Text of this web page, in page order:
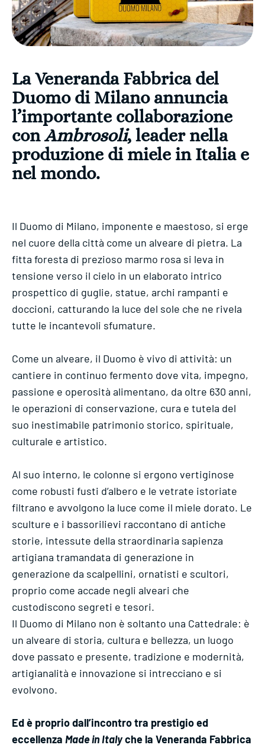
La Veneranda Fabbrica del
Duomo di Milano annuncia
l’importante collaborazione
conAmbrosoli, leader nella
produzione di miele in Italia e
nel mondo.
Il Duomo di Milano, imponente e maestoso, si erge
nel cuore della città come un alveare di pietra. La
fitta foresta di prezioso marmo rosa si leva in
tensione verso il cielo in un elaborato intrico
prospettico di guglie, statue, archi rampanti e
doccioni, catturando la luce del sole che ne rivela
tutte le incantevoli sfumature.
Come un alveare, il Duomo è vivo di attività: un
cantiere in continuo fermento dove vita, impegno,
passione e operosità alimentano, da oltre 630 anni,
le operazioni di conservazione, cura e tutela del
suo inestimabile patrimonio storico, spirituale,
culturale e artistico.
Al suo interno, le colonne si ergono vertiginose
come robusti fusti d’albero e le vetrate istoriate
filtrano e avvolgono la luce come il miele dorato. Le
sculture e i bassorilievi raccontano di antiche
storie, intessute della straordinaria sapienza
artigiana tramandata di generazione in
generazione da scalpellini, ornatisti e scultori,
proprio come accade negli alveari che
custodiscono segreti e tesori.
Il Duomo di Milano non è soltanto una Cattedrale: è
un alveare di storia, cultura e bellezza, un luogo
dove passato e presente, tradizione e modernità,
artigianalità e innovazione si intrecciano e si
evolvono.
Ed è proprio dall’incontro tra prestigio ed
eccellenza Made in Italyche la Veneranda Fabbrica